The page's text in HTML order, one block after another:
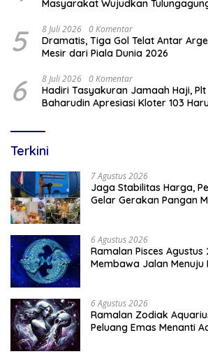
Masyarakat Wujudkan
5 8 Juli 2026 0 Komentar
Dramatis, Tiga Gol Telat Antar
Mesir dari Piala Dunia 2026
6 8 Juli 2026 0 Komentar
Hadiri Tasyakuran Jamaah Haji,
Baharudin Apresiasi Kloter 103
Terkini
7 Agustus 2026
Jaga Stabilitas Harga,
Gelar Gerakan Pangan
6 Agustus 2026
Ramalan Pisces Agustus
Membawa Jalan Menuju
6 Agustus 2026
Ramalan Zodiak
Peluang Emas Menanti